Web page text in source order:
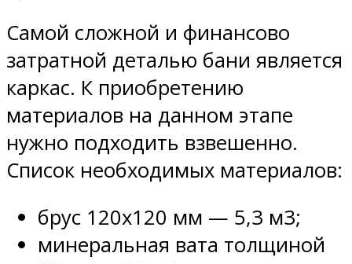
Самой сложной и финансово
затратной деталью бани является
каркас. К приобретению
материалов на данном этапе
нужно подходить взвешенно.
Список необходимых материалов:
брус 120х120 мм — 5,3 м3;
минеральная вата толщиной